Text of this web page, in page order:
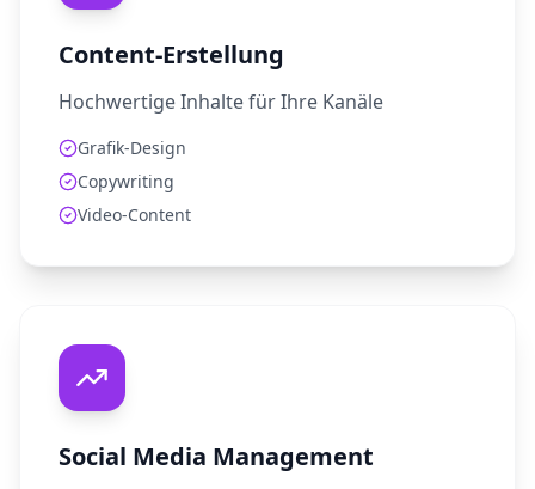
Content-Erstellung
Hochwertige Inhalte für Ihre Kanäle
Grafik-Design
Copywriting
Video-Content
Social Media Management